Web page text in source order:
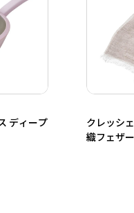
ディープ
クレッシ
織フェザ